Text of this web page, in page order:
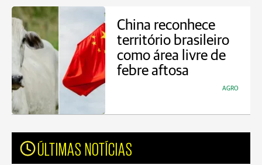
China reconhece
território brasileiro
como área livre de
febre aftosa
AGRO
ÚLTIMAS NOTÍCIAS